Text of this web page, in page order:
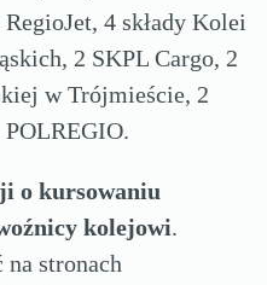
4 składy Kolei
2 SKPL Cargo, 2
w Trójmieście, 2
o kursowaniu
kolejowi.
stronach